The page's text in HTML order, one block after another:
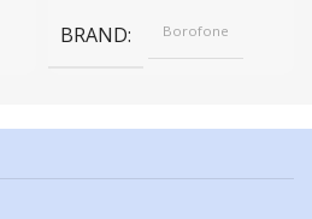
BRAND Borofone